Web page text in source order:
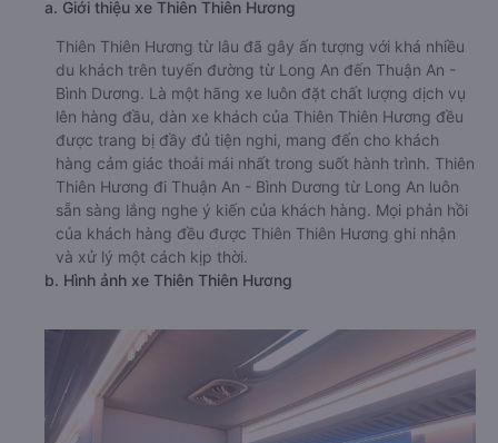
a. Giới thiệu xe Thiên Thiên Hương
Thiên Thiên Hương từ lâu đã gây ấn tượng với khá nhiều
du khách trên tuyến đường từ Long An đến Thuận An -
Bình Dương. Là một hãng xe luôn đặt chất lượng dịch vụ
lên hàng đầu, dàn xe khách của Thiên Thiên Hương đều
được trang bị đầy đủ tiện nghi, mang đến cho khách
hàng cảm giác thoải mái nhất trong suốt hành trình. Thiên
Thiên Hương đi Thuận An - Bình Dương từ Long An luôn
sẵn sàng lắng nghe ý kiến của khách hàng. Mọi phản hồi
của khách hàng đều được Thiên Thiên Hương ghi nhận
và xử lý một cách kịp thời.
b. Hình ảnh xe Thiên Thiên Hương